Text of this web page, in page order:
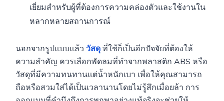
เยี่ยมสำหรับผู้ที่ต้องการความคล่องตัวและใช้งานใน
หลากหลายสถานการณ์
นอกจากรูปแบบแล้ว วัสดุที่ใช้ก็เป็นอีกปัจจัยที่ต้องให้
ความสำคัญ ควรเลือกพัดลมที่ทำจากพลาสติก ABS หรือ
วัสดุที่มีความทนทานแต่น้ำหนักเบา เพื่อให้คุณสามารถ
ถือหรือสวมใส่ได้เป็นเวลานานโดยไม่รู้สึกเมื่อยล้า การ